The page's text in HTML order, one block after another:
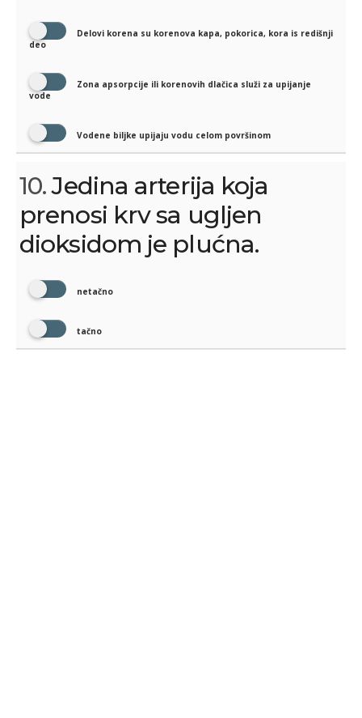
Delovi korena su korenova kapa, pokorica, kora is redišnji
deo
Zona apsorpcije ili korenovih dlačica služi za upijanje
vode
Vodene biljke upijaju vodu celom površinom
10.Jedina arterija koja
prenosi krv sa ugljen
dioksidom je plućna.
netačno
tačno